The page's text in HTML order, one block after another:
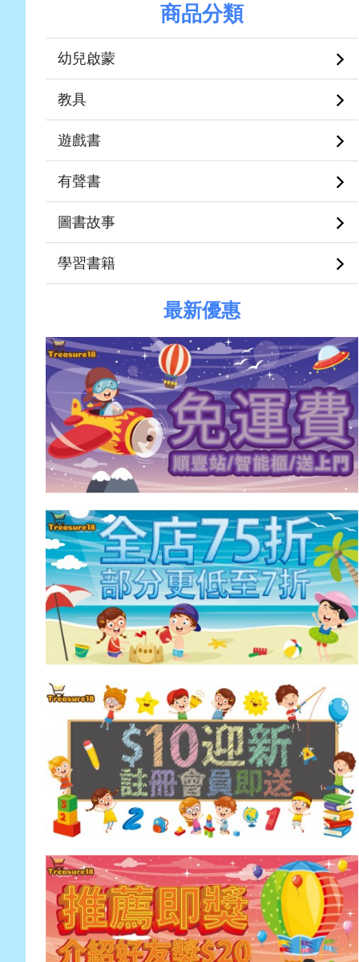
商品分類
幼兒啟蒙
教具
遊戲書
有聲書
圖書故事
學習書籍
最新優惠